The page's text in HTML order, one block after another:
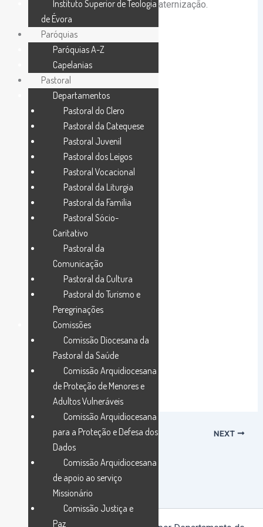
Évora, houve um momento de confraternização.
PREVIOUS NEXT
Instituto Superior de Teologia
de Évora
Paróquias
Paróquias A-Z
Capelanias
Pastoral
Departamentos
Pastoral do Clero
Pastoral da Catequese
Pastoral Juvenil
Pastoral dos Leigos
Pastoral Vocacional
Pastoral da Liturgia
Pastoral da Familia
Pastoral Sócio-
Caritativo
Pastoral da
Comunicação
Pastoral da Cultura
Pastoral do Turismo e
Peregrinações
Comissões
Comissão Diocesana da
Pastoral da Saúde
Comissão Arquidiocesana
de Proteção de Menores e
Adultos Vulneráveis
Comissão Arquidiocesana
para a Proteção e Defesa dos
Dados
Comissão Arquidiocesana
de apoio ao serviço
Missionário
Comissão Justiça e
Paz